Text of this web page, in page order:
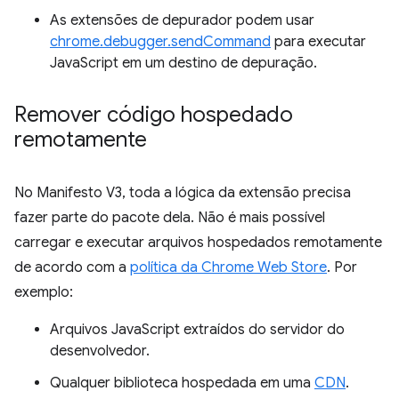
As extensões de depurador podem usar
chrome.debugger.sendCommand para executar
JavaScript em um destino de depuração.
Remover código hospedado
remotamente
No Manifesto V3, toda a lógica da extensão precisa
fazer parte do pacote dela. Não é mais possível
carregar e executar arquivos hospedados remotamente
de acordo com a política da Chrome Web Store. Por
exemplo:
Arquivos JavaScript extraídos do servidor do
desenvolvedor.
Qualquer biblioteca hospedada em uma CDN.